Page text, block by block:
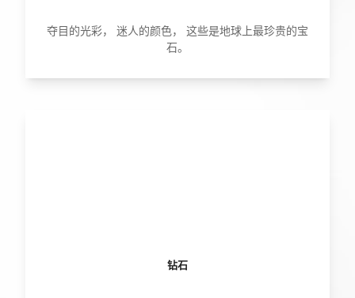
夺目的光彩， 迷人的颜色， 这些是地球上最珍贵的宝
石。
钻石